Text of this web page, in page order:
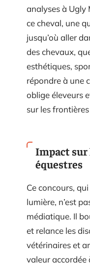
analyses à Ugly
ce cheval, une
jusqu’où aller
des chevaux,
esthétiques,
répondre à une
oblige éleveurs
sur les
Impact sur
équestres
Ce concours,
lumière, n’est
médiatique. Il
et relance les
vétérinaires et
valeur accordée